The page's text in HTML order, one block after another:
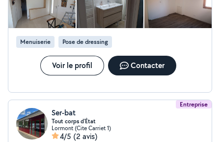
Menuiserie Pose de dressing
Voir le profil Contacter
Entreprise
Ser-bat
Tout corps d'État
Lormont (Cite Carriet 1)
4/5 (2 avis)